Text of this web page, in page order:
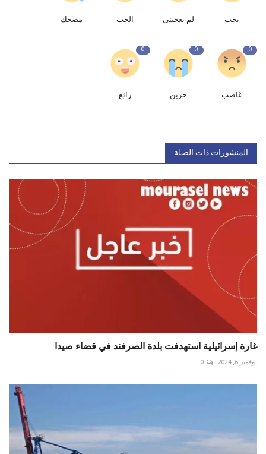
يحب لم يعجبنى الحب مضحك
0
غاضب
0
حزين
0
رائع
المنشورات ذات الصلة
غارة إسرائيلية استهدفت بلدة الصرفند في قضاء صيدا
نوفمبر 6, 2024 0